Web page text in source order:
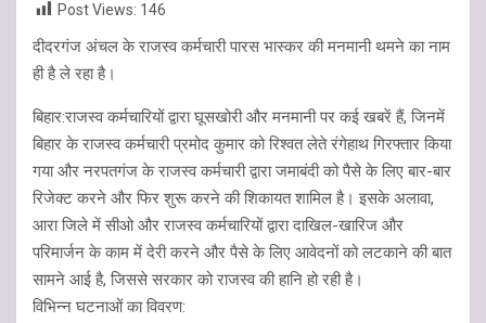
at
s
p
p
ce
b
o
k
Li
k
e
Post Views: 146
दीदरगंज अंचल के राजस्व कर्मचारी पारस भास्कर की मनमानी थमने का नाम
ही है ले रहा है।
बिहार:राजस्व कर्मचारियों द्वारा घूसखोरी और मनमानी पर कई खबरें हैं, जिनमें
बिहार के राजस्व कर्मचारी प्रमोद कुमार को रिश्वत लेते रंगेहाथ गिरफ्तार किया
गया और नरपतगंज के राजस्व कर्मचारी द्वारा जमाबंदी को पैसे के लिए बार-बार
रिजेक्ट करने और फिर शुरू करने की शिकायत शामिल है। इसके अलावा,
आरा जिले में सीओ और राजस्व कर्मचारियों द्वारा दाखिल-खारिज और
परिमार्जन के काम में देरी करने और पैसे के लिए आवेदनों को लटकाने की बात
सामने आई है, जिससे सरकार को राजस्व की हानि हो रही है।
विभिन्न घटनाओं का विवरण: